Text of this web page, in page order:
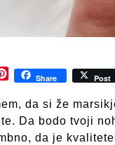
Pinterest
Share Post
da si že
Da bodo tvoji
da je